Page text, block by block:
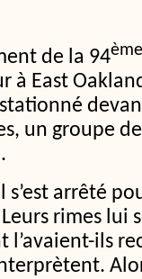
de la 94ème
à East
un groupe
s’est arrêté
rimes lui
l’avaient-ils